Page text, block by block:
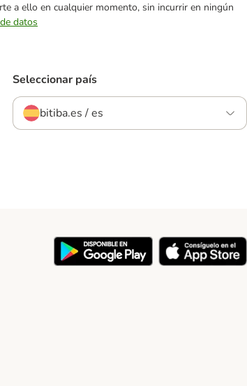
a ello en cualquier momento, sin incurrir en ningún
datos
Seleccionar país
bitiba.es / es